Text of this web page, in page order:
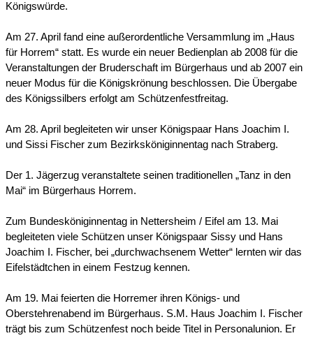
Königswürde.
Am 27. April fand eine außerordentliche Versammlung im „Haus
für Horrem“ statt. Es wurde ein neuer Bedienplan ab 2008 für die
Veranstaltungen der Bruderschaft im Bürgerhaus und ab 2007 ein
neuer Modus für die Königskrönung beschlossen. Die Übergabe
des Königssilbers erfolgt am Schützenfestfreitag.
Am 28. April begleiteten wir unser Königspaar Hans Joachim I.
und Sissi Fischer zum Bezirksköniginnentag nach Straberg.
Der 1. Jägerzug veranstaltete seinen traditionellen „Tanz in den
Mai“ im Bürgerhaus Horrem.
Zum Bundesköniginnentag in Nettersheim / Eifel am 13. Mai
begleiteten viele Schützen unser Königspaar Sissy und Hans
Joachim I. Fischer, bei „durchwachsenem Wetter“ lernten wir das
Eifelstädtchen in einem Festzug kennen.
Am 19. Mai feierten die Horremer ihren Königs- und
Oberstehrenabend im Bürgerhaus. S.M. Haus Joachim I. Fischer
trägt bis zum Schützenfest noch beide Titel in Personalunion. Er